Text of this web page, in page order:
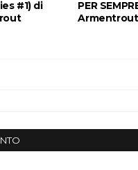
#1) di
PER
Armentrout